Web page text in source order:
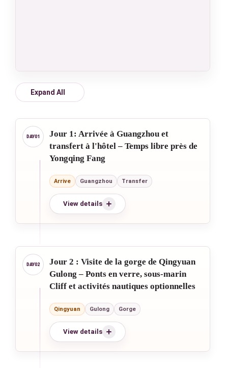
Expand All
Jour 1: Arrivée à Guangzhou et
transfert à l'hôtel – Temps libre près de
Yongqing Fang
Arrive Guangzhou Transfer
View details
Jour 2 : Visite de la gorge de Qingyuan
Gulong – Ponts en verre, sous-marin
Cliff et activités nautiques optionnelles
Qingyuan Gulong Gorge
View details